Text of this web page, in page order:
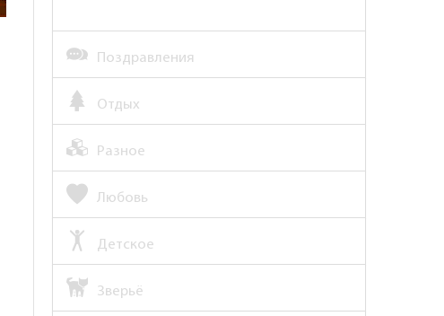
Поздравления
Отдых
Разное
Любовь
Детское
Зверьё